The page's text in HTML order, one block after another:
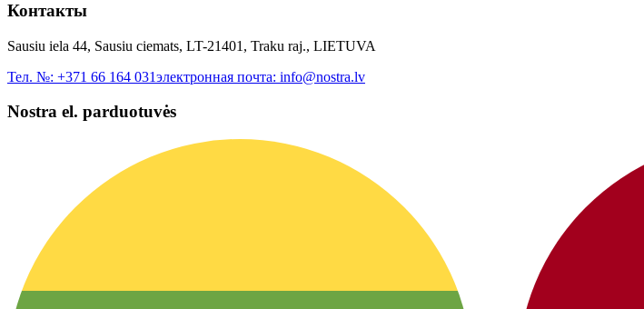
Контакты
Sausiu iela 44, Sausiu ciemats, LT-21401, Traku raj., LIETUVA
Тел. №: +371 66 164 031электронная почта: info@nostra.lv
Nostra el. parduotuvės